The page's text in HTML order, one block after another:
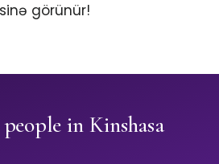
görünür!
in Kinshasa